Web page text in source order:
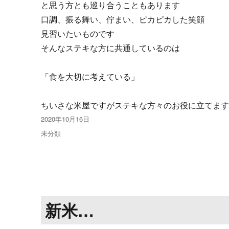
と思う方とも巡り合うこともあります
口調、振る舞い、佇まい、ピカピカした笑顔
見習いたいものです
そんなステキな方に共通しているのは
「食を大切に考えている」
ちいさな米屋ですがステキな方々のお役に立てます
投
稿
2020年10月16日
カ
未分類
新米…